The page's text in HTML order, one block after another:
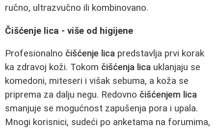
ručno, ultrazvučno ili kombinovano.
Čišćenje lica - više od higijene
Profesionalno čišćenje lica predstavlja prvi korak
ka zdravoj koži. Tokom čišćenja lica uklanjaju se
komedoni, miteseri i višak sebuma, a koža se
priprema za dalju negu. Redovno čišćenjem lica
smanjuje se mogućnost zapušenja pora i upala.
Mnogi korisnici, sudeći po anketama na forumima,